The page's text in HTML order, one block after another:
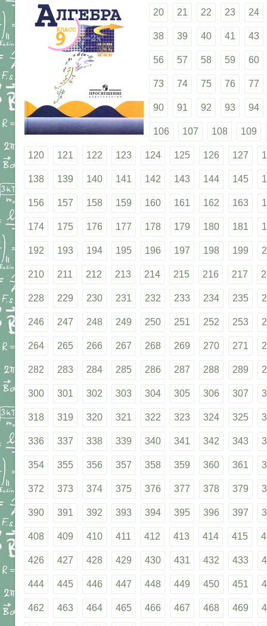
20 21 22 23 24
38 39 40 41 43
56 57 58 59 60
73 74 75 76 77
90 91 92 93 94
106 107 108 109
120 121 122 123 124 125 126 127
138 139 140 141 142 143 144 145
156 157 158 159 160 161 162 163
174 175 176 177 178 179 180 181
192 193 194 195 196 197 198 199
210 211 212 213 214 215 216 217
228 229 230 231 232 233 234 235
246 247 248 249 250 251 252 253
264 265 266 267 268 269 270 271
282 283 284 285 286 287 288 289
300 301 302 303 304 305 306 307
318 319 320 321 322 323 324 325
336 337 338 339 340 341 342 343
354 355 356 357 358 359 360 361
372 373 374 375 376 377 378 379
390 391 392 393 394 395 396 397
408 409 410 411 412 413 414 415
426 427 428 429 430 431 432 433
444 445 446 447 448 449 450 451
462 463 464 465 466 467 468 469